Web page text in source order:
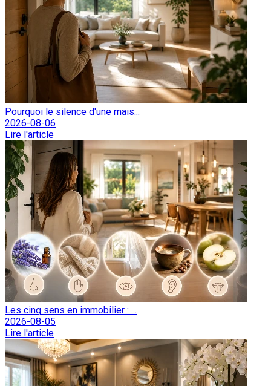
Pourquoi le silence d'une mais...
2026-08-06
Lire l'article
Les cinq sens en immobilier : ...
2026-08-05
Lire l'article